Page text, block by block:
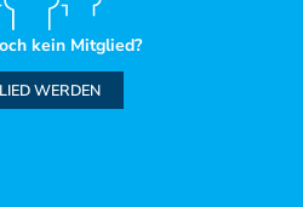
kein Mitglied?
WERDEN